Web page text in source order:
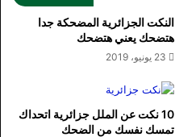
النكت الجزائرية المضحكة جدا
هتضحك يعني هتضحك
23 يونيو، 2019
10 نكت عن الملل جزائرية اتحداك
تمسك نفسك من الضحك